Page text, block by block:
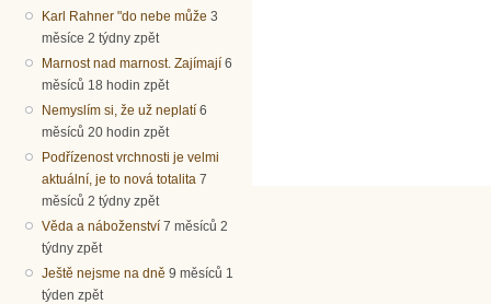
Karl Rahner "do nebe může 3
měsíce 2 týdny zpět
Marnost nad marnost. Zajímají 6
měsíců 18 hodin zpět
Nemyslím si, že už neplatí 6
měsíců 20 hodin zpět
Podřízenost vrchnosti je velmi
aktuální, je to nová totalita 7
měsíců 2 týdny zpět
Věda a náboženství 7 měsíců 2
týdny zpět
Ještě nejsme na dně 9 měsíců 1
týden zpět